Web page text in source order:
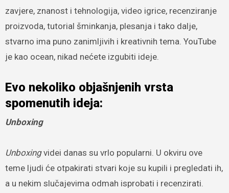
zavjere, znanost i tehnologija, video igrice, recenziranje
proizvoda, tutorial šminkanja, plesanja i tako dalje,
stvarno ima puno zanimljivih i kreativnih tema. YouTube
je kao ocean, nikad nećete izgubiti ideje.
Evo nekoliko objašnjenih vrsta
spomenutih ideja:
Unboxing
Unboxingvidei danas su vrlo popularni. U okviru ove
teme ljudi će otpakirati stvari koje su kupili i pregledati ih,
a u nekim slučajevima odmah isprobati i recenzirati.